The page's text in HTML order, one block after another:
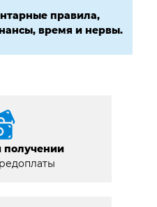
правила,
время и нервы.
получении